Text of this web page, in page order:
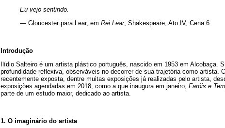
Eu vejo sentindo.
— Gloucester para Lear, em Rei Lear, Shakespeare, Ato IV, Cena 6
Introdução
Ilídio Salteiro é um artista plástico português, nascido em 1953 em Alcobaça.
profundidade reflexiva, observáveis no decorrer de sua trajetória como artista.
recentemente exposta, dentre muitas exposições já realizadas pelo artista,
exposições agendadas em 2018, como a que inaugura em janeiro, Faróis e
parte de um estudo maior, dedicado ao artista.
1. O imaginário do artista